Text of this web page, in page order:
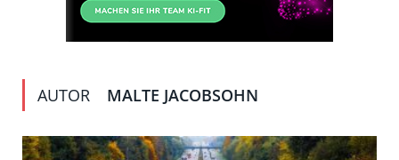
AUTOR MALTE JACOBSOHN